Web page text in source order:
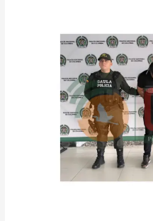
CAPTURÓ
«ROMPELLANOS»:
DURARON
BUSCÁNDOLO